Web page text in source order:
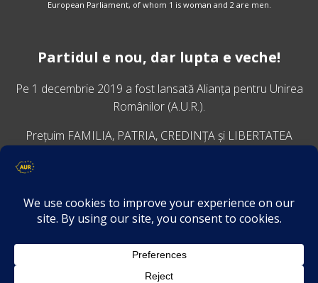
European Parliament, of whom 1 is woman and 2 are men.
Partidul e nou, dar lupta e veche!
Pe 1 decembrie 2019 a fost lansatăAlianța pentru Unirea
Românilor (A.U.R.).
Prețuim FAMILIA, PATRIA, CREDINȚA și LIBERTATEA
VINO ALĂTURI DE NOI
Descarcă aplicația Platforma AUR
Termeni și condiții de confidențialitate